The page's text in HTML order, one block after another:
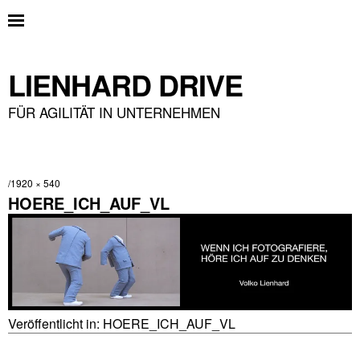
LIENHARD DRIVE
FÜR AGILITÄT IN UNTERNEHMEN
1920 × 540
HOERE_ICH_AUF_VL
Veröffentlicht in: HOERE_ICH_AUF_VL